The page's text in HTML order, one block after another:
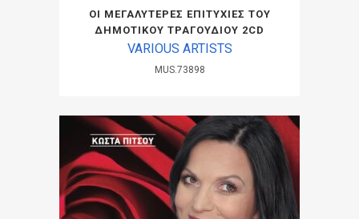
ΟΙ ΜΕΓΑΛΥΤΕΡΕΣ ΕΠΙΤΥΧΙΕΣ ΤΟΥ
ΔΗΜΟΤΙΚΟΥ ΤΡΑΓΟΥΔΙΟΥ 2CD
VARIOUS ARTISTS
MUS.73898